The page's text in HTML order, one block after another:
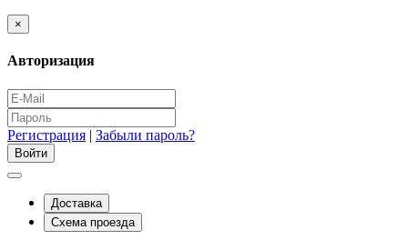
×
Авторизация
Регистрация | Забыли пароль?
Доставка
Схема проезда